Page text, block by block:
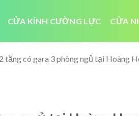
CỬA KÍNH CƯỜNG LỰC CỬA
tầng có gara 3 phòng ngủ tại Hoàng